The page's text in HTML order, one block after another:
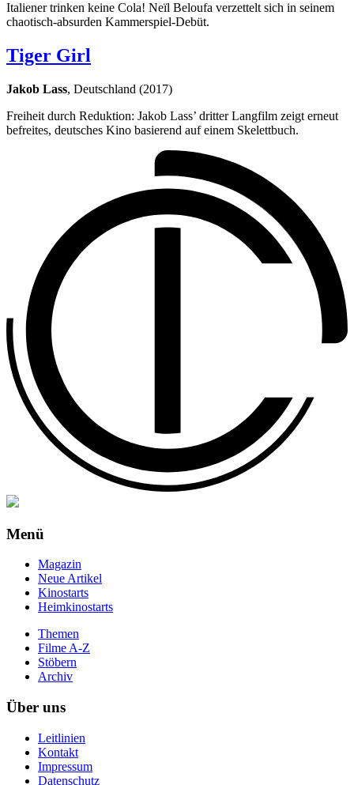
Italiener trinken keine Cola! Neïl Beloufa verzettelt sich in seinem
chaotisch-absurden Kammerspiel-Debüt.
Tiger Girl
Jakob Lass, Deutschland (2017)
Freiheit durch Reduktion: Jakob Lass’ dritter Langfilm zeigt erneut
befreites, deutsches Kino basierend auf einem Skelettbuch.
Menü
Magazin
Neue Artikel
Kinostarts
Heimkinostarts
Themen
Filme A-Z
Stöbern
Archiv
Über uns
Leitlinien
Kontakt
Impressum
Datenschutz